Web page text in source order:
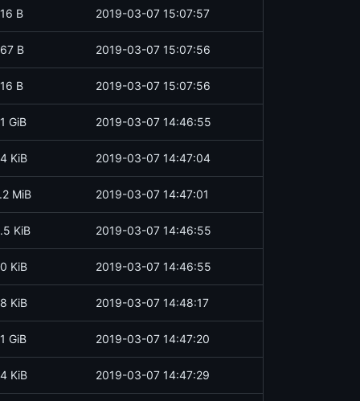
B 2019-03-07 15:07:57
B 2019-03-07 15:07:56
B 2019-03-07 15:07:56
GiB 2019-03-07 14:46:55
KiB 2019-03-07 14:47:04
MiB 2019-03-07 14:47:01
KiB 2019-03-07 14:46:55
KiB 2019-03-07 14:46:55
KiB 2019-03-07 14:48:17
GiB 2019-03-07 14:47:20
KiB 2019-03-07 14:47:29